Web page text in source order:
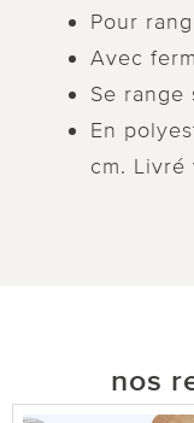
Pour
Avec
Se range
En
cm. Livré
nos